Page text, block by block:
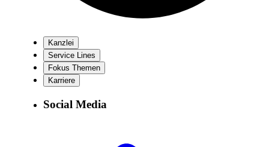
Kanzlei
Service Lines
Fokus Themen
Karriere
Social Media